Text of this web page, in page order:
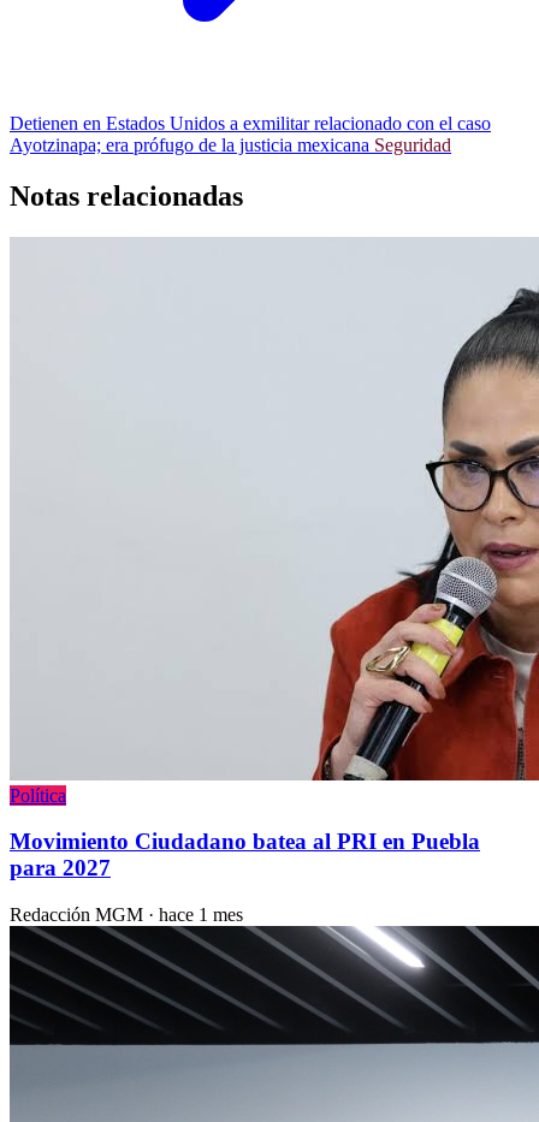
Detienen en Estados Unidos a exmilitar relacionado con el caso
Ayotzinapa; era prófugo de la justicia mexicana Seguridad
Notas relacionadas
Política
Movimiento Ciudadano batea al PRI en Puebla
para 2027
Redacción MGM · hace 1 mes